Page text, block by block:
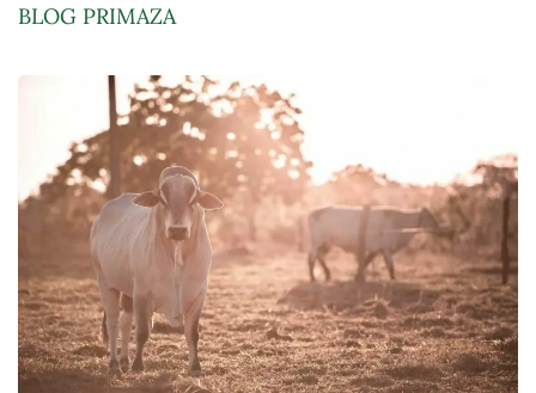
BLOG PRIMAZA